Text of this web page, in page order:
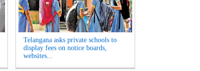
Telangana asks private schools to
display fees on notice boards,
websites...